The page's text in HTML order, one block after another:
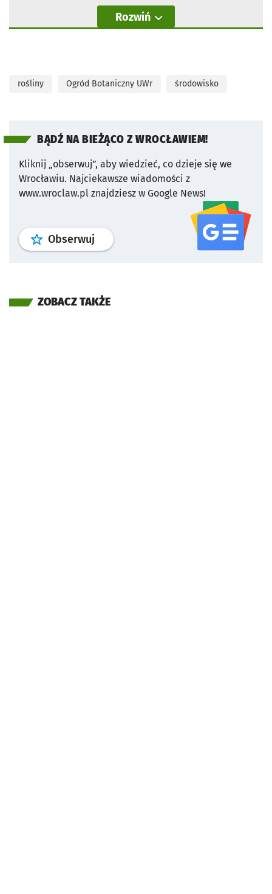
Rozwiń
rośliny Ogród Botaniczny UWr środowisko
BĄDŹ NA BIEŻĄCO Z WROCŁAWIEM!
Kliknij „obserwuj”, aby wiedzieć, co dzieje się we
Wrocławiu. Najciekawsze wiadomości z
www.wroclaw.pl znajdziesz w Google News!
Obserwuj profil serwisu
ZOBACZ TAKŻE